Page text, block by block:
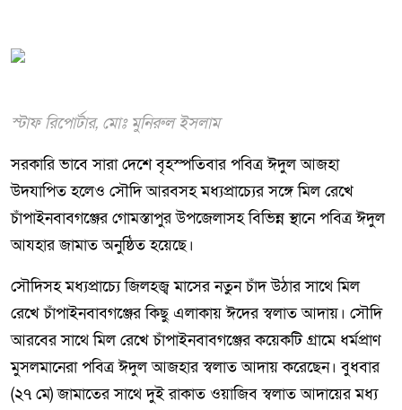
স্টাফ রিপোর্টার, মোঃ মুনিরুল ইসলাম
সরকারি ভাবে সারা দেশে বৃহস্পতিবার পবিত্র ঈদুল আজহা
উদযাপিত হলেও সৌদি আরবসহ মধ্যপ্রাচ্যের সঙ্গে মিল রেখে
চাঁপাইনবাবগঞ্জের গোমস্তাপুর উপজেলাসহ বিভিন্ন স্থানে পবিত্র ঈদুল
আযহার জামাত অনুষ্ঠিত হয়েছে।
সৌদিসহ মধ্যপ্রাচ্যে জিলহজ্ব মাসের নতুন চাঁদ উঠার সাথে মিল
রেখে চাঁপাইনবাবগঞ্জের কিছু এলাকায় ঈদের স্বলাত আদায়। সৌদি
আরবের সাথে মিল রেখে চাঁপাইনবাবগঞ্জের কয়েকটি গ্রামে ধর্মপ্রাণ
মুসলমানেরা পবিত্র ঈদুল আজহার স্বলাত আদায় করেছেন। বুধবার
(২৭ মে) জামাতের সাথে দুই রাকাত ওয়াজিব স্বলাত আদায়ের মধ্য